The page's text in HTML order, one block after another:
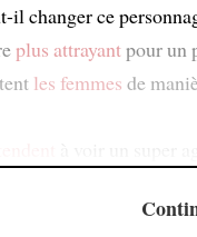
il changer ce
plus attrayantpour un
les femmes de